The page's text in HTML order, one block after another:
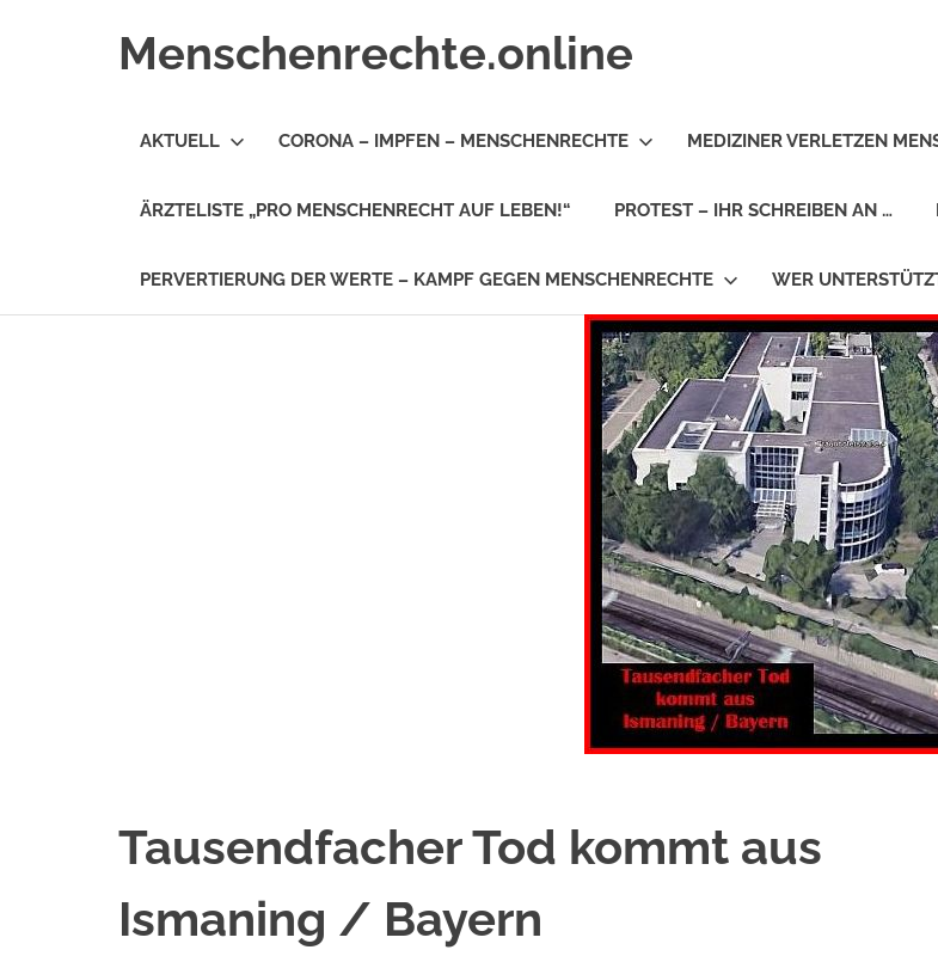
Menschenrechte.online
alle
Geborene
AKTUELL CORONA – IMPFEN – MENSCHENRECHTE MEDIZINER VERLETZEN
ÄRZTELISTE „PRO MENSCHENRECHT AUF LEBEN!“ PROTEST – IHR SCHREIBEN AN …
PERVERTIERUNG DER WERTE – KAMPF GEGEN MENSCHENRECHTE WER
Tausendfacher Tod kommt aus
Ismaning / Bayern